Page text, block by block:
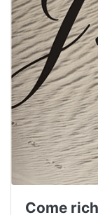
Come